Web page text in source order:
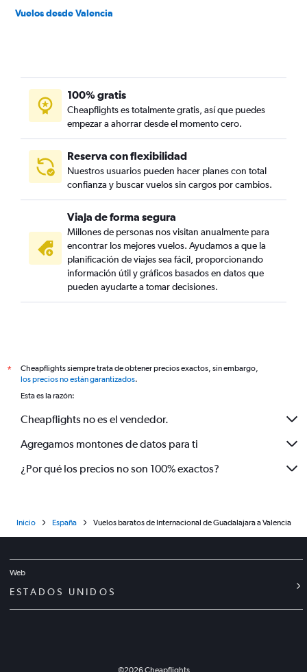
Vuelos desde Valencia
100% gratis
Cheapflights es totalmente gratis, así que puedes
empezar a ahorrar desde el momento cero.
Reserva con flexibilidad
Nuestros usuarios pueden hacer planes con total
confianza y buscar vuelos sin cargos por cambios.
Viaja de forma segura
Millones de personas nos visitan anualmente para
encontrar los mejores vuelos. Ayudamos a que la
planificación de viajes sea fácil, proporcionando
información útil y gráficos basados en datos que
pueden ayudarte a tomar decisiones.
*
Cheapflights siempre trata de obtener precios exactos, sin embargo,
los precios no están garantizados.
Esta es la razón:
Cheapflights no es el vendedor.
Agregamos montones de datos para ti
¿Por qué los precios no son 100% exactos?
Inicio España Vuelos baratos de Internacional de Guadalajara a Valencia
Web
ESTADOS UNIDOS
©2026Cheapflights